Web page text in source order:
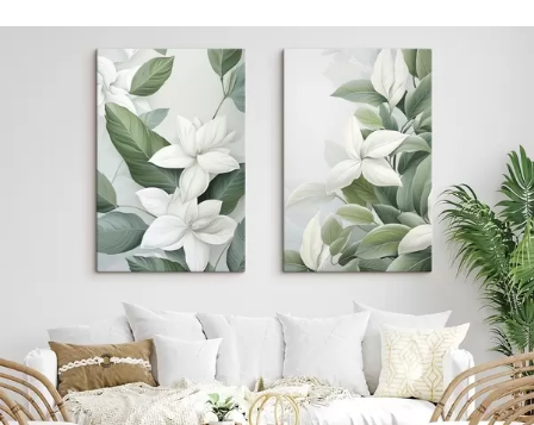
Від290.00грн
Яскраві, насичені кольори
Стійкість до вицвітання
Безпечне чорнило без запаху
Поверхня з текстурою полотна
Екологічний матеріал
Преміум
✓ Яскраві, насичені кольори
✓Стійкість до вицвітання
✓Безпечне чорнило без запаху
✓Поверхня з текстурою полотна